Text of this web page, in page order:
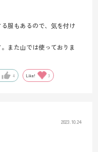
服もあるので、気を付け
また山では使っておりま
4 Like! 3
2023.10.24